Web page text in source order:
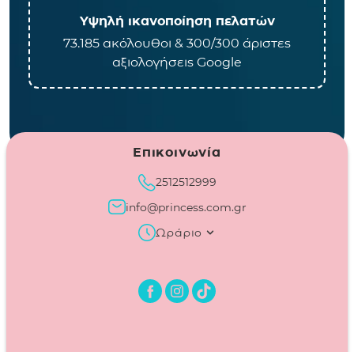
Υψηλή ικανοποίηση πελατών
73.185 ακόλουθοι & 300/300 άριστες
αξιολογήσεις Google
Επικοινωνία
2512512999
info@princess.com.gr
Ωράριο